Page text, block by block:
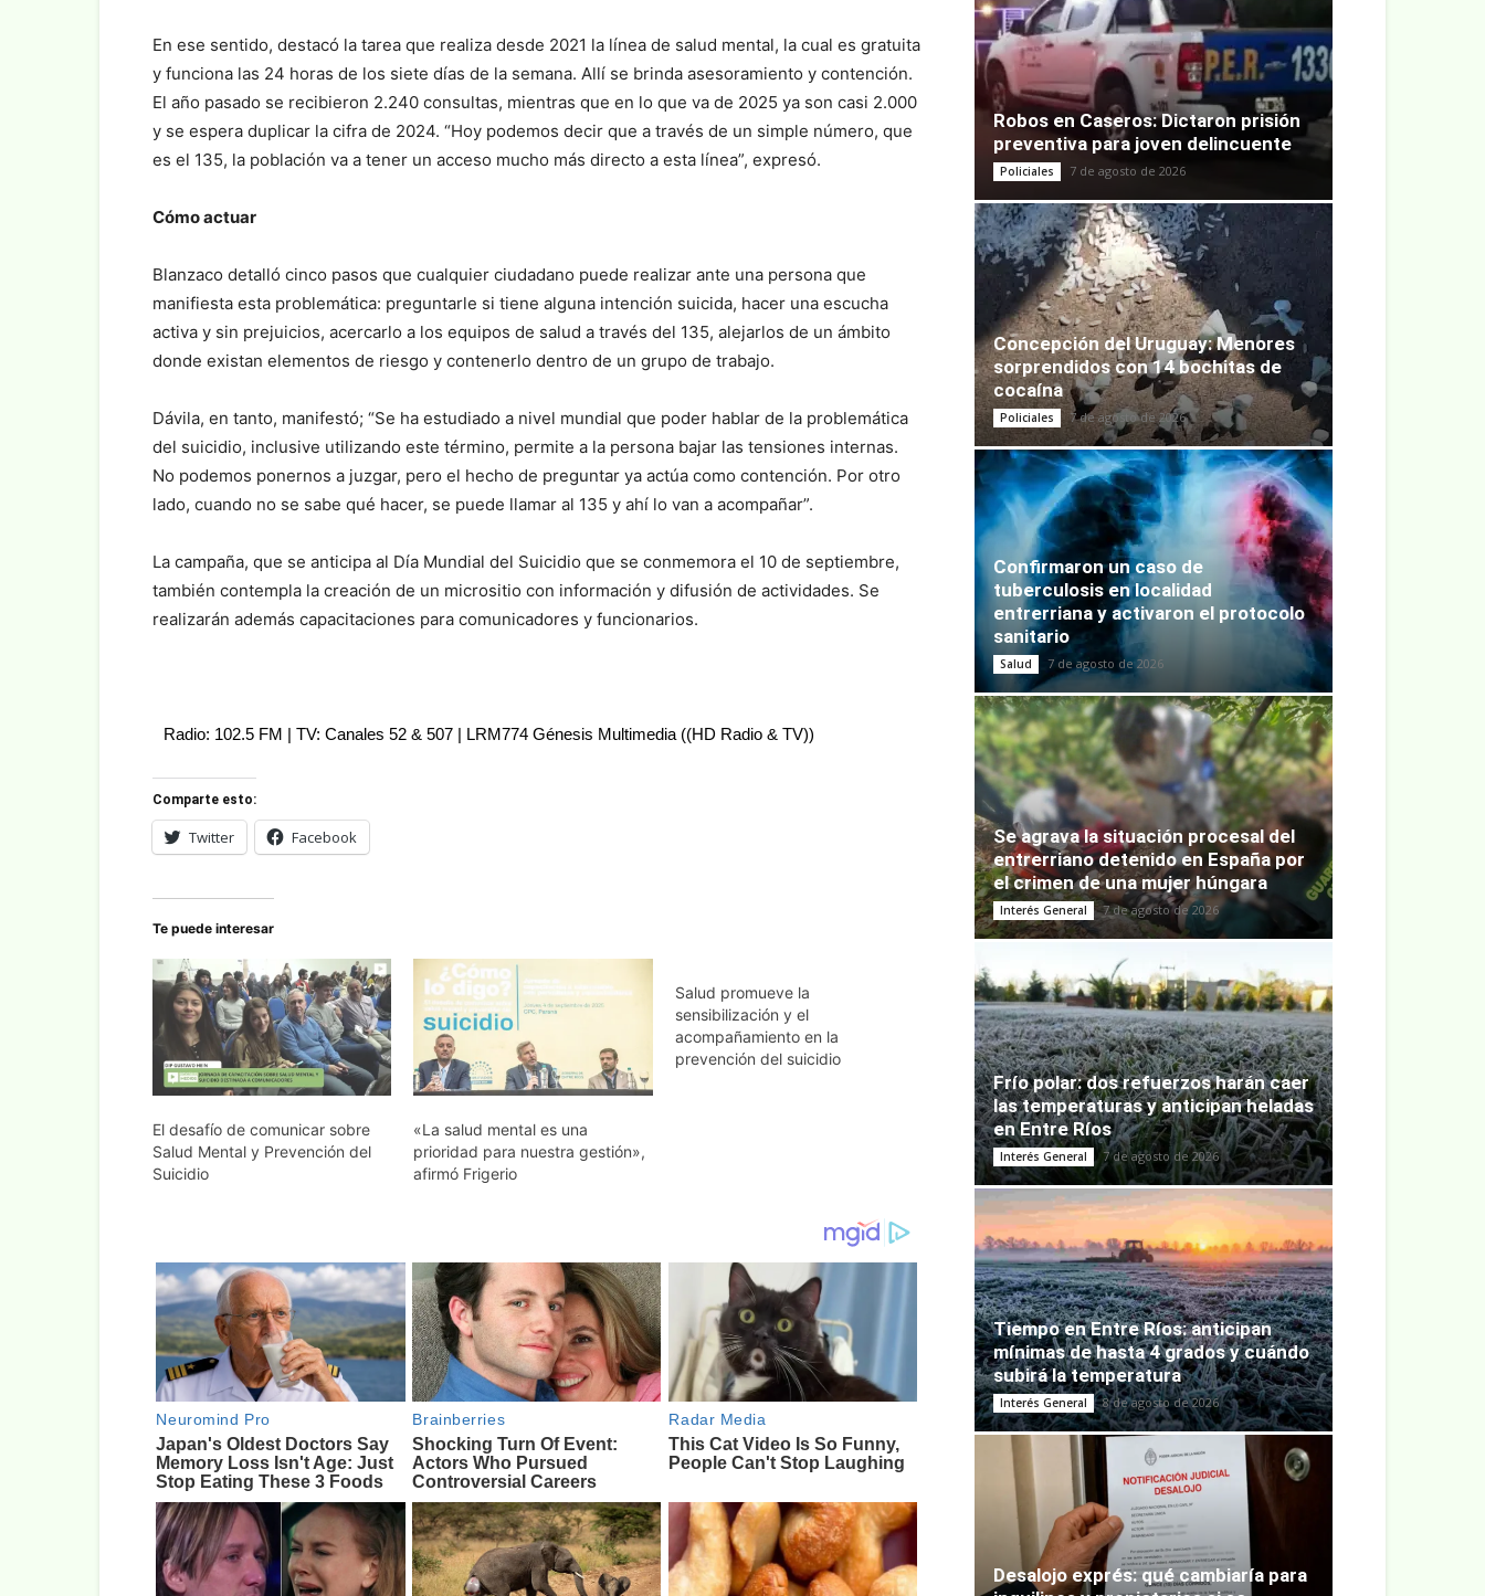
En ese sentido, destacó la tarea que realiza desde 2021 la línea de salud mental, la cual es gratuita
y funciona las 24 horas de los siete días de la semana. Allí se brinda asesoramiento y contención.
El año pasado se recibieron 2.240 consultas, mientras que en lo que va de 2025 ya son casi 2.000
y se espera duplicar la cifra de 2024. “Hoy podemos decir que a través de un simple número, que
es el 135, la población va a tener un acceso mucho más directo a esta línea”, expresó.
Cómo actuar
Blanzaco detalló cinco pasos que cualquier ciudadano puede realizar ante una persona que
manifiesta esta problemática: preguntarle si tiene alguna intención suicida, hacer una escucha
activa y sin prejuicios, acercarlo a los equipos de salud a través del 135, alejarlos de un ámbito
donde existan elementos de riesgo y contenerlo dentro de un grupo de trabajo.
Dávila, en tanto, manifestó; “Se ha estudiado a nivel mundial que poder hablar de la problemática
del suicidio, inclusive utilizando este término, permite a la persona bajar las tensiones internas.
No podemos ponernos a juzgar, pero el hecho de preguntar ya actúa como contención. Por otro
lado, cuando no se sabe qué hacer, se puede llamar al 135 y ahí lo van a acompañar”.
La campaña, que se anticipa al Día Mundial del Suicidio que se conmemora el 10 de septiembre,
también contempla la creación de un micrositio con información y difusión de actividades. Se
realizarán además capacitaciones para comunicadores y funcionarios.
Radio: 102.5 FM | TV: Canales 52 & 507 | LRM774 Génesis Multimedia ((HD Radio & TV))
Comparte esto:
Twitter Facebook
Te puede interesar
El desafío de comunicar sobre
Salud Mental y Prevención del
Suicidio
«La salud mental es una
prioridad para nuestra gestión»,
afirmó Frigerio
Salud promueve la
sensibilización y el
acompañamiento en la
prevención del suicidio
Robos en Caseros: Dictaron prisión
preventiva para joven delincuente
Policiales 7 de agosto de 2026
Concepción del Uruguay: Menores
sorprendidos con 14 bochitas de
cocaína
Policiales 7 de agosto de 2026
Confirmaron un caso de
tuberculosis en localidad
entrerriana y activaron el protocolo
sanitario
Salud 7 de agosto de 2026
Se agrava la situación procesal del
entrerriano detenido en España por
el crimen de una mujer húngara
Interés General 7 de agosto de 2026
Frío polar: dos refuerzos harán caer
las temperaturas y anticipan heladas
en Entre Ríos
Interés General 7 de agosto de 2026
Tiempo en Entre Ríos: anticipan
mínimas de hasta 4 grados y cuándo
subirá la temperatura
Interés General 8 de agosto de 2026
Desalojo exprés: qué cambiaría para